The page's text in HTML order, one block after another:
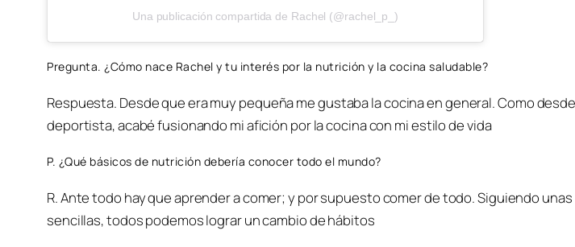
Una publicación compartida de Rachel (@rachel_p_)
Pregunta. ¿Cómo nace Rachel y tu interés por la nutrición y la cocina saludable?
Respuesta. Desde que era muy pequeña me gustaba la cocina en general. Como
deportista, acabé fusionando mi afición por la cocina con mi estilo de vida
P. ¿Qué básicos de nutrición debería conocer todo el mundo?
R. Ante todo hay que aprender a comer; y por supuesto comer de todo. Siguiendo
sencillas, todos podemos lograr un cambio de hábitos